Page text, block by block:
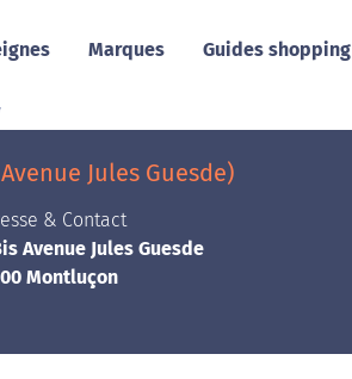
Marques Guides shopping
Jules Guesde)
& Contact
Avenue Jules Guesde
Montluçon